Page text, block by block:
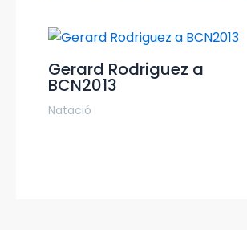
Gerard Rodriguez a
BCN2013
Natació